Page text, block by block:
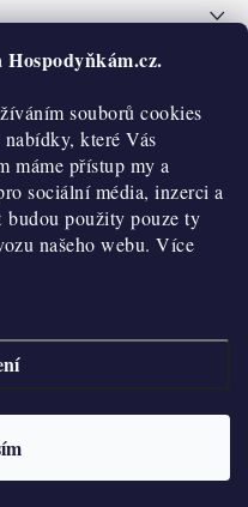
souborů cookies
které Vás
máme přístup my a
sociální média, inzerci a
použity pouze ty
našeho webu. Více